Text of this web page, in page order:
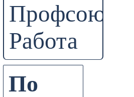
Профсоюз
Работа
По